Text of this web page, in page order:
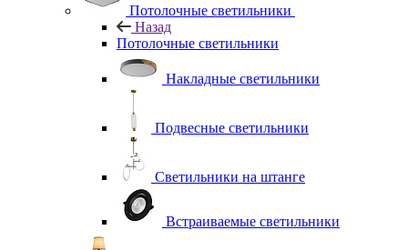
Потолочные светильники
Назад
Потолочные светильники
Накладные светильники
Подвесные светильники
Светильники на штанге
Встраиваемые светильники